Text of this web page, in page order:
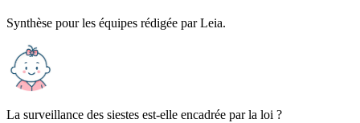
Synthèse pour les équipes rédigée parLeia.
La surveillance des siestes est-elle encadrée par la loi ?